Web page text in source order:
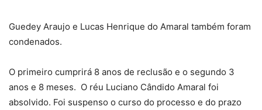
Guedey Araujo e Lucas Henrique do Amaral também foram
condenados.
O primeiro cumprirá 8 anos de reclusão e o segundo 3
anos e 8 meses. O réu Luciano Cândido Amaral foi
absolvido. Foi suspenso o curso do processo e do prazo